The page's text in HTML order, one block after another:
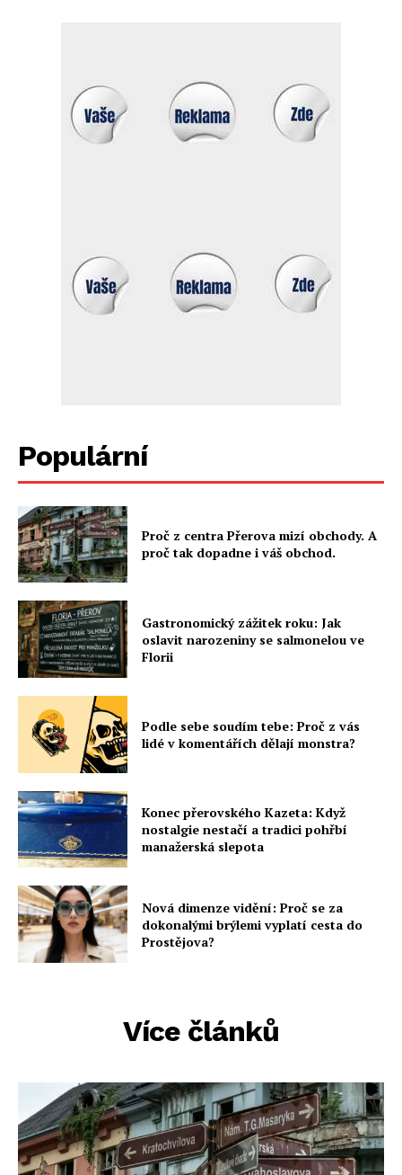
Populární
Proč z centra Přerova mizí obchody. A
proč tak dopadne i váš obchod.
Gastronomický zážitek roku: Jak
oslavit narozeniny se salmonelou ve
Florii
Podle sebe soudím tebe: Proč z vás
lidé v komentářích dělají monstra?
Konec přerovského Kazeta: Když
nostalgie nestačí a tradici pohřbí
manažerská slepota
Nová dimenze vidění: Proč se za
dokonalými brýlemi vyplatí cesta do
Prostějova?
Více článků